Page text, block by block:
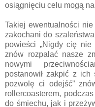
osiągnięciu celu mogą
Takiej ewentualności
zakochani do
powieści „Nigdy cię nie
znów rozpalać nasze
nowymi
postanowił zakpić z ich
pozwolę ci odejść”
rollercoasterem,
do śmiechu, jak i